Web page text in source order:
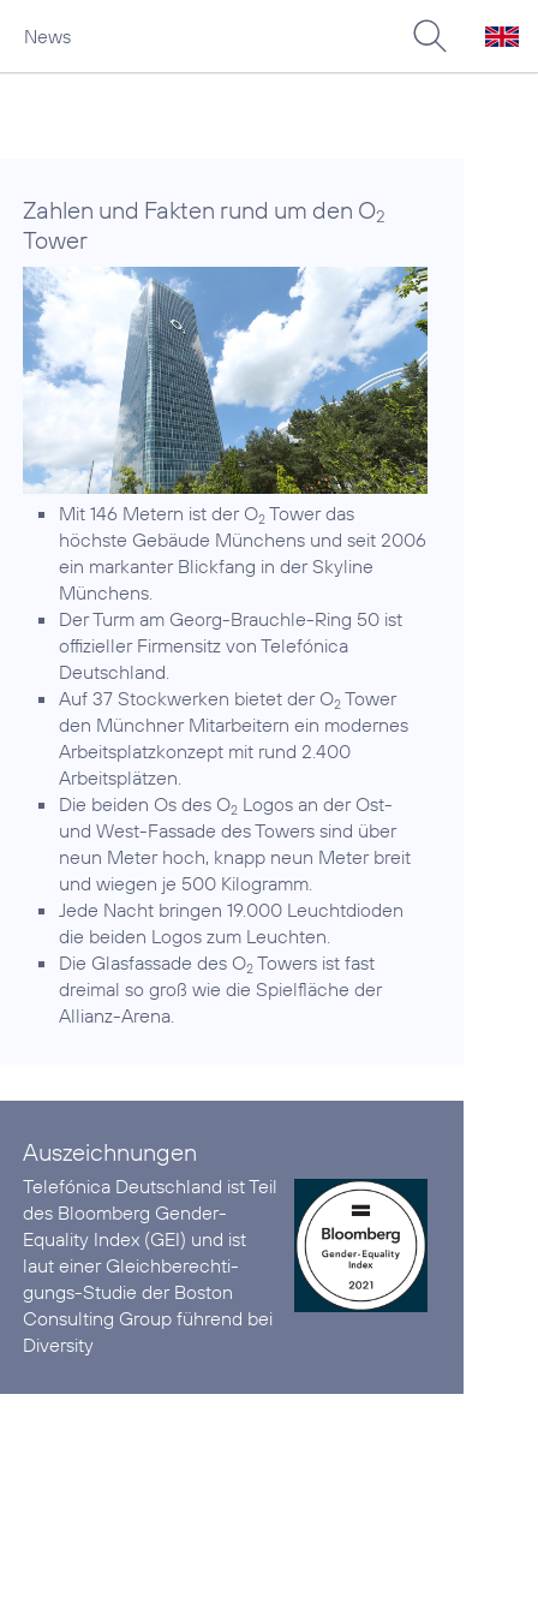
News
Zahlen und Fakten rund um den O2
Tower
Mit 146 Metern ist der O2 Tower das
höchste Gebäude Münchens und seit 2006
ein markanter Blickfang in der Skyline
Münchens.
Der Turm am Georg-Brauchle-Ring 50 ist
offizieller Firmensitz von Telefónica
Deutschland.
Auf 37 Stockwerken bietet der O2 Tower
den Münchner Mitarbeitern ein modernes
Arbeitsplatzkonzept mit rund 2.400
Arbeitsplätzen.
Die beiden Os des O2 Logos an der Ost-
und West-Fassade des Towers sind über
neun Meter hoch, knapp neun Meter breit
und wiegen je 500 Kilogramm.
Jede Nacht bringen 19.000 Leuchtdioden
die beiden Logos zum Leuchten.
Die Glasfassade des O2 Towers ist fast
dreimal so groß wie die Spielfläche der
Allianz-Arena.
Auszeichnungen
Telefónica Deutschland istTeil
des Bloomberg Gender-
Equality Index (GEI) und ist
laut einer Gleich­berechti­
gungs-Studie der Boston
Consulting Groupführend bei
Diversity